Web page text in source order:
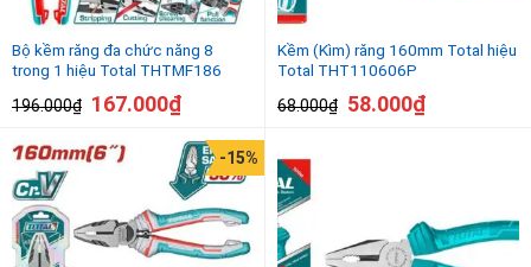
Bộ kềm răng đa chức năng 8
trong 1 hiệu Total THTMF186
196.000₫ 167.000₫
Kềm (Kìm) răng 160mm Total hiệu
Total THT110606P
68.000₫ 58.000₫
-15%